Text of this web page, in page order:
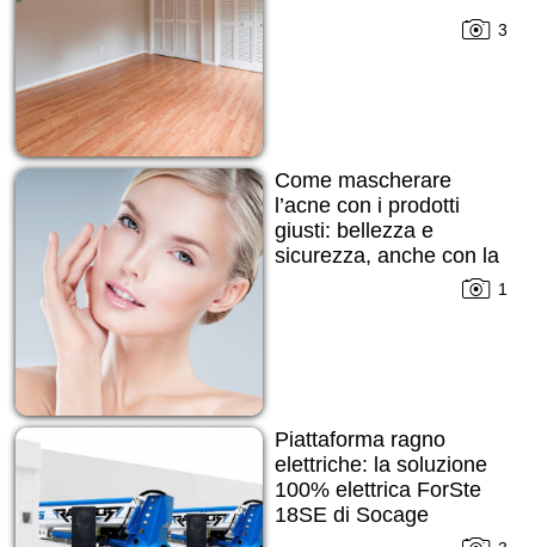
3
Come mascherare
l’acne con i prodotti
giusti: bellezza e
sicurezza, anche con la
1
Piattaforma ragno
elettriche: la soluzione
100% elettrica ForSte
18SE di Socage